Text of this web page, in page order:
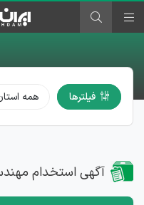
فیلترها همه
آگهی استخدام